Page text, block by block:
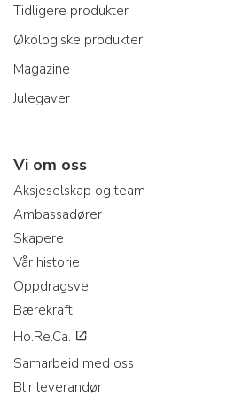
Tidligere produkter
Økologiske produkter
Magazine
Julegaver
Vi om oss
Aksjeselskap og team
Ambassadører
Skapere
Vår historie
Oppdragsvei
Bærekraft
Ho.Re.Ca.
Samarbeid med oss
Blir leverandør